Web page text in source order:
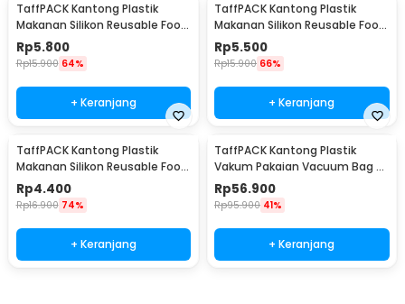
TaffPACK Kantong Plastik
Makanan Silikon Reusable Food
Bag Ziplock Size L - PK-15
Rp5.800
Rp15.900 64%
+ Keranjang
TaffPACK Kantong Plastik
Makanan Silikon Reusable Food
Bag Ziplock Size M - PK-15
Rp5.500
Rp15.900 66%
+ Keranjang
TaffPACK Kantong Plastik
Makanan Silikon Reusable Food
Bag Ziplock Size S - PK-15
Rp4.400
Rp16.900 74%
+ Keranjang
TaffPACK Kantong Plastik
Vakum Pakaian Vacuum Bag 8
PCS with Hand Pump - SN1000
Rp56.900
Rp95.900 41%
+ Keranjang